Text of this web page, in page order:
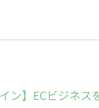
ン】ECビジネス